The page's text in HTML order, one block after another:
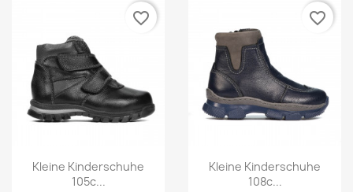
Kleine Kinderschuhe
105c...
favorite_border
Kleine Kinderschuhe
108c...
favorite_border